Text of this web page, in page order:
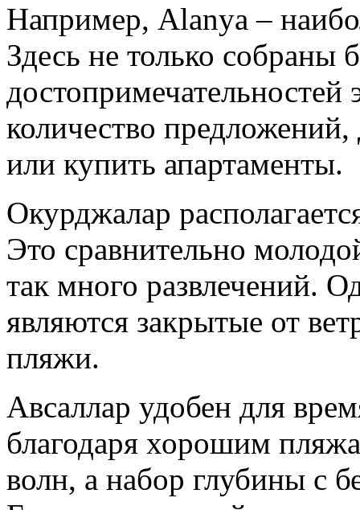
Например, Alanya –
Здесь не только собраны
количество предложений,
или купить апартаменты.
Окурджалар
Это сравнительно
так много развлечений.
являются закрытые от
пляжи.
Авсаллар удобен для
благодаря хорошим
волн, а набор глубины с